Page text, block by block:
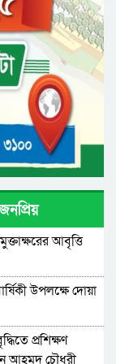
জনপ্রিয়
আবৃত্তি
উপলক্ষে দোয়া
প্রশিক্ষণ
আহমদ চৌধুরী